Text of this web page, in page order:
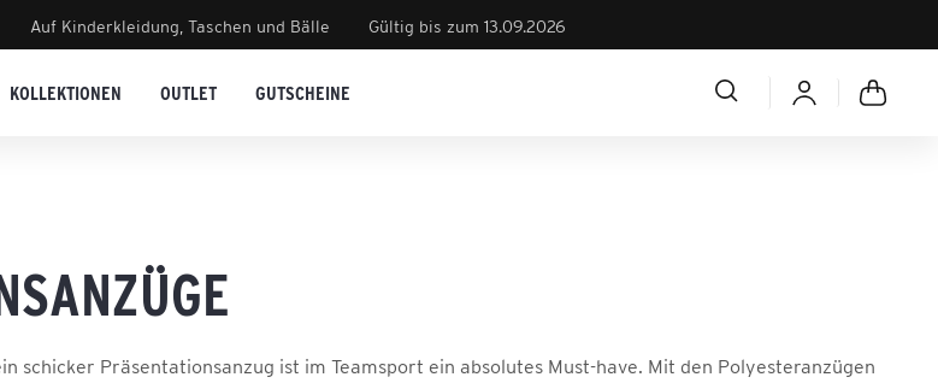
Auf Kinderkleidung, Taschen und Bälle Gültig bis zum 13.09.2026
KOLLEKTIONEN OUTLET GUTSCHEINE
schicker Präsentationsanzug ist im Teamsport ein absolutes Must-have. Mit den Polyesteranzügen